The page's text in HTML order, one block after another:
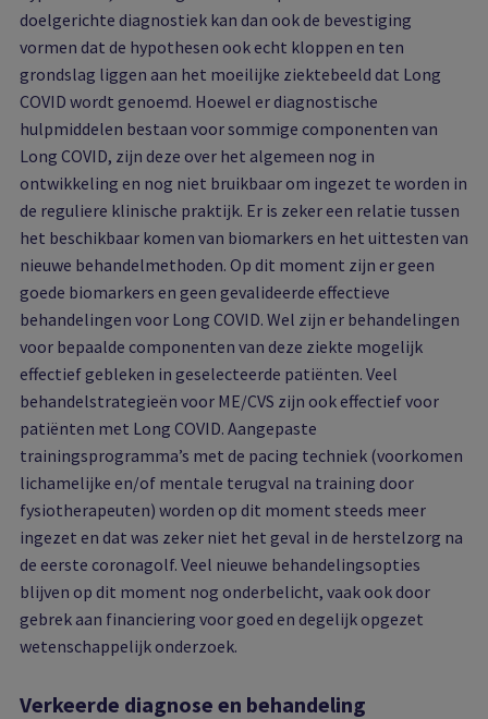
doelgerichte diagnostiek kan dan ook de bevestiging
vormen dat de hypothesen ook echt kloppen en ten
grondslag liggen aan het moeilijke ziektebeeld dat Long
COVID wordt genoemd. Hoewel er diagnostische
hulpmiddelen bestaan voor sommige componenten van
Long COVID, zijn deze over het algemeen nog in
ontwikkeling en nog niet bruikbaar om ingezet te worden in
de reguliere klinische praktijk. Er is zeker een relatie tussen
het beschikbaar komen van biomarkers en het uittesten van
nieuwe behandelmethoden. Op dit moment zijn er geen
goede biomarkers en geen gevalideerde effectieve
behandelingen voor Long COVID. Wel zijn er behandelingen
voor bepaalde componenten van deze ziekte mogelijk
effectief gebleken in geselecteerde patiënten. Veel
behandelstrategieën voor ME/CVS zijn ook effectief voor
patiënten met Long COVID. Aangepaste
trainingsprogramma’s met de pacing techniek (voorkomen
lichamelijke en/of mentale terugval na training door
fysiotherapeuten) worden op dit moment steeds meer
ingezet en dat was zeker niet het geval in de herstelzorg na
de eerste coronagolf. Veel nieuwe behandelingsopties
blijven op dit moment nog onderbelicht, vaak ook door
gebrek aan financiering voor goed en degelijk opgezet
wetenschappelijk onderzoek.
Verkeerde diagnose en behandeling